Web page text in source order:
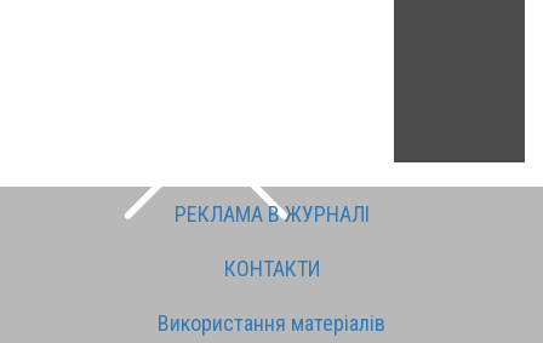
РЕКЛАМА В ЖУРНАЛІ
КОНТАКТИ
Використання матеріалів